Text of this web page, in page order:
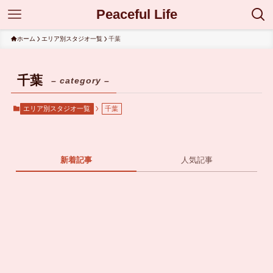
Peaceful Life
ホーム エリア別スタジオ一覧 千葉
千葉 – category –
エリア別スタジオ一覧 千葉
新着記事 人気記事